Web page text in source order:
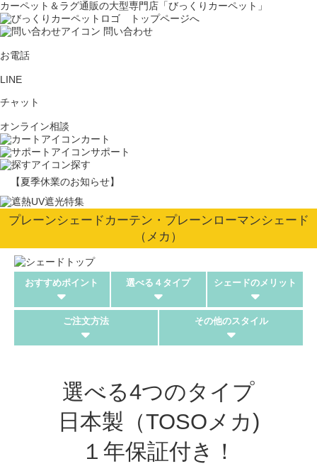
カーペット＆ラグ通販の大型専門店「びっくりカーペット」
問い合わせ
お電話
LINE
チャット
オンライン相談
カート
サポート
探す
【夏季休業のお知らせ】
プレーンシェードカーテン・プレーンローマンシェード
（メカ）
おすすめポイント 選べる４タイプ シェードのメリット
ご注文方法 その他のスタイル
選べる4つのタイプ
日本製（TOSOメカ)
１年保証付き！